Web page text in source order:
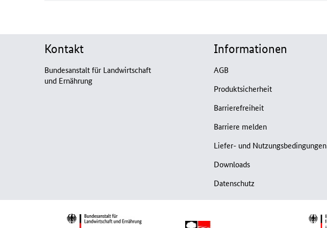
Kontakt
Bundesanstalt für Landwirtschaft
und Ernährung
Informationen
AGB
Produktsicherheit
Barrierefreiheit
Barriere melden
Liefer- und Nutzungsbedingungen
Downloads
Datenschutz